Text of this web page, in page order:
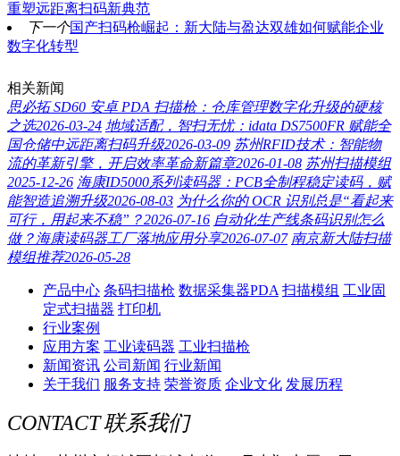
重塑远距离扫码新典范
下一个国产扫码枪崛起：新大陆与盈达双雄如何赋能企业
数字化转型
相关新闻
思必拓 SD60 安卓 PDA 扫描枪：仓库管理数字化升级的硬核
之选2026-03-24 地域适配，智扫无忧：idata DS7500FR 赋能全
国仓储中远距离扫码升级2026-03-09 苏州RFID技术：智能物
流的革新引擎，开启效率革命新篇章2026-01-08 苏州扫描模组
2025-12-26 海康ID5000系列读码器：PCB全制程稳定读码，赋
能智造追溯升级2026-08-03 为什么你的 OCR 识别总是“看起来
可行，用起来不稳”？2026-07-16 自动化生产线条码识别怎么
做？海康读码器工厂落地应用分享2026-07-07 南京新大陆扫描
模组推荐2026-05-28
产品中心 条码扫描枪 数据采集器PDA 扫描模组 工业固
定式扫描器 打印机
行业案例
应用方案 工业读码器 工业扫描枪
新闻资讯 公司新闻 行业新闻
关于我们 服务支持 荣誉资质 企业文化 发展历程
CONTACT联系我们